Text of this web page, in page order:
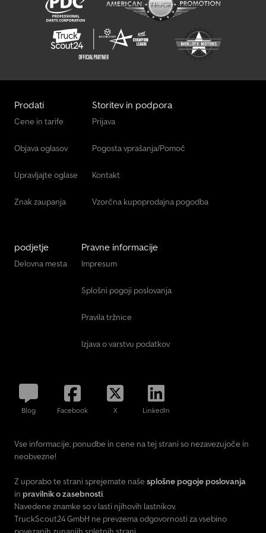
Tec Prikolica
Tischer Bivalna Kabina
Tpv Trailers Ba Prikolice
Vezeko Prikolica Za Gradbene Stroje
Prodati
Cene in tarife
Objava oglasov
Upravljajte oglase
Znak zaupanja
Storitev in podpora
Prijava
Pogosta vprašanja/Pomoč
Kontakt
Vzorčna kupoprodajna pogodba
podjetje
Delovna mesta
Pravne informacije
Impresum
Splošni pogoji poslovanja
Pravila tržnice
Izjava o varstvu podatkov
Blog Facebook X LinkedIn
Vse informacije, ponudbe in cene na tej strani so nezavezujoče in
neobvezne!
Z uporabo te strani sprejemate naše splošne pogoje poslovanja
in pravilnik o zasebnosti.
Navedene znamke so v lasti njihovih lastnikov.
TruckScout24 GmbH ne prevzema odgovornosti za vsebino